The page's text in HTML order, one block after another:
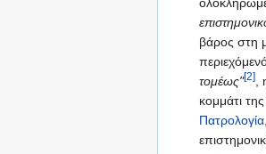
βάρος στη
τομέως"[2]
κομμάτι
Πατρολογία